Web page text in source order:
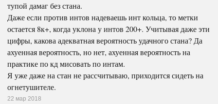
тупой дамаг без стана.
Даже если против интов надеваешь инт кольца, то метки
остается 8к+, когда уклона у интов 200+. Учитывая даже эти
цифры, какова адекватная вероятность удачного стана? Да
ахуенная вероятность, но нет, ахуенная вероятность на
практике по кд мисовать по интам.
Я уже даже на стан не рассчитываю, приходится сидеть на
огнетушителе.
22 мар 2018